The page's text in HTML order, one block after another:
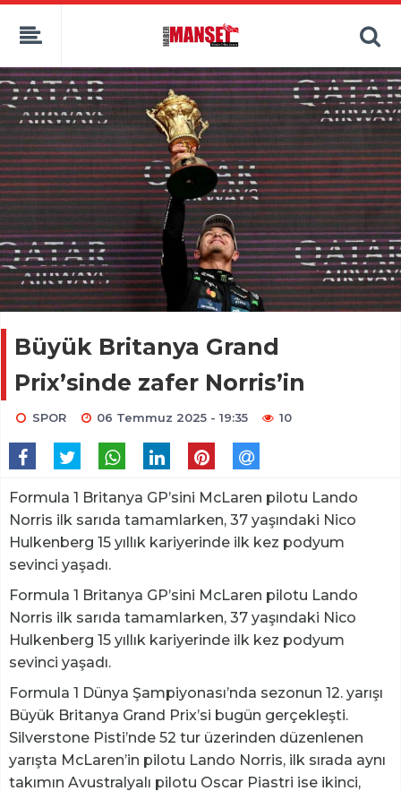
Büyük Britanya Grand
Prix’sinde zafer Norris’in
SPOR 06 Temmuz 2025 - 19:35 10
Formula 1 Britanya GP’sini McLaren pilotu Lando
Norris ilk sarıda tamamlarken, 37 yaşındaki Nico
Hulkenberg 15 yıllık kariyerinde ilk kez podyum
sevinci yaşadı.
Formula 1 Britanya GP’sini McLaren pilotu Lando
Norris ilk sarıda tamamlarken, 37 yaşındaki Nico
Hulkenberg 15 yıllık kariyerinde ilk kez podyum
sevinci yaşadı.
Formula 1 Dünya Şampiyonası’nda sezonun 12. yarışı
Büyük Britanya Grand Prix’si bugün gerçekleşti.
Silverstone Pisti’nde 52 tur üzerinden düzenlenen
yarışta McLaren’in pilotu Lando Norris, ilk sırada aynı
takımın Avustralyalı pilotu Oscar Piastri ise ikinci,